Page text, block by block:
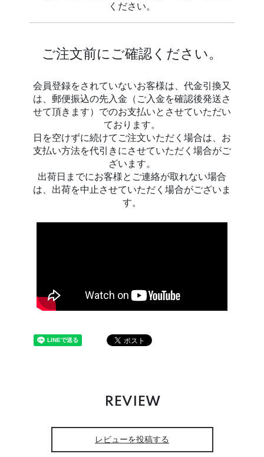
ください。
ご注文前にご確認ください。
会員登録をされていないお客様は、代金引換又
は、郵便振込の先入金（ご入金を確認後発送さ
せて頂きます）でのお支払いとさせていただい
ております。
日を空けずに続けてご注文いただく場合は、お
支払い方法を代引きにさせていただく場合がご
ざいます。
出荷日までにお客様とご連絡が取れない場合
は、出荷を中止させていただく場合がございま
す。
REVIEW
レビューを投稿する